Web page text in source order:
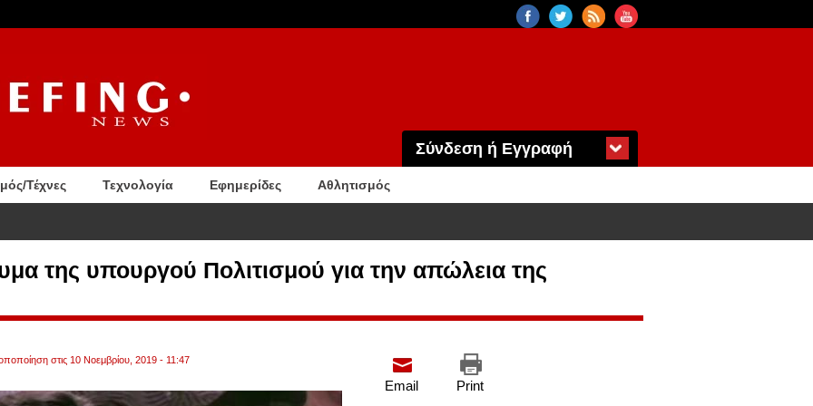
Σύνδεση ή Εγγραφή
Τέχνες Τεχνολογία Εφημερίδες Αθλητισμός
της υπουργού Πολιτισμού για την απώλεια της
στις 10 Νοεμβρίου, 2019 - 11:47
Print
Email